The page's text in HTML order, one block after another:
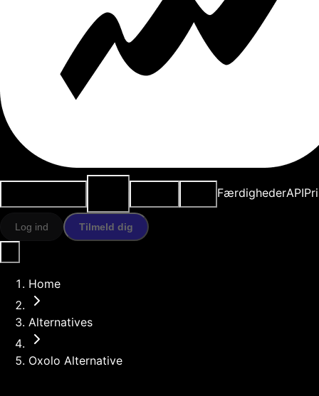
FærdighederAPI
Log ind Tilmeld dig
Home
Alternatives
Oxolo Alternative